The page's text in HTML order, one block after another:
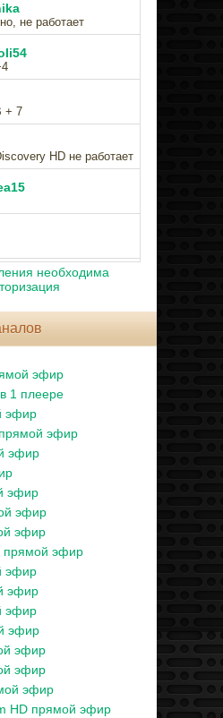
необходима
эфир
1 плеере
эфир
эфир
эфир
эфир
эфир
эфир
прямой эфир
эфир
эфир
эфир
эфир
эфир
эфир
эфир
HD прямой эфир